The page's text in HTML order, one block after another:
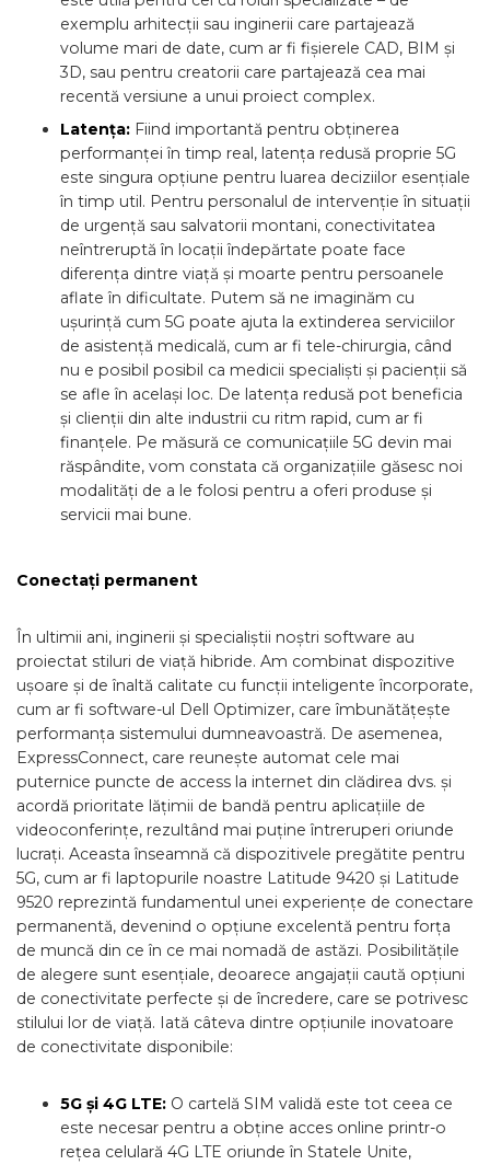
exemplu arhitecții sau inginerii care partajează
volume mari de date, cum ar fi fișierele CAD, BIM și
3D, sau pentru creatorii care partajează cea mai
recentă versiune a unui proiect complex.
Latența: Fiind importantă pentru obținerea
performanței în timp real, latența redusă proprie 5G
este singura opțiune pentru luarea deciziilor esențiale
în timp util. Pentru personalul de intervenție în situații
de urgență sau salvatorii montani, conectivitatea
neîntreruptă în locații îndepărtate poate face
diferența dintre viață și moarte pentru persoanele
aflate în dificultate. Putem să ne imaginăm cu
ușurință cum 5G poate ajuta la extinderea serviciilor
de asistență medicală, cum ar fi tele-chirurgia, când
nu e posibil posibil ca medicii specialiști și pacienții să
se afle în același loc. De latența redusă pot beneficia
și clienții din alte industrii cu ritm rapid, cum ar fi
finanțele. Pe măsură ce comunicațiile 5G devin mai
răspândite, vom constata că organizațiile găsesc noi
modalități de a le folosi pentru a oferi produse și
servicii mai bune.
Conectați permanent
În ultimii ani, inginerii și specialiștii noștri software au
proiectat stiluri de viață hibride. Am combinat dispozitive
ușoare și de înaltă calitate cu funcții inteligente încorporate,
cum ar fi software-ul Dell Optimizer, care îmbunătățește
performanța sistemului dumneavoastră. De asemenea,
ExpressConnect, care reunește automat cele mai
puternice puncte de access la internet din clădirea dvs. și
acordă prioritate lățimii de bandă pentru aplicațiile de
videoconferințe, rezultând mai puține întreruperi oriunde
lucrați. Aceasta înseamnă că dispozitivele pregătite pentru
5G, cum ar fi laptopurile noastre Latitude 9420 și Latitude
9520 reprezintă fundamentul unei experiențe de conectare
permanentă, devenind o opțiune excelentă pentru forța
de muncă din ce în ce mai nomadă de astăzi. Posibilitățile
de alegere sunt esențiale, deoarece angajații caută opțiuni
de conectivitate perfecte și de încredere, care se potrivesc
stilului lor de viață. Iată câteva dintre opțiunile inovatoare
de conectivitate disponibile:
5G și 4G LTE: O cartelă SIM validă este tot ceea ce
este necesar pentru a obține acces online printr-o
rețea celulară 4G LTE oriunde în Statele Unite,